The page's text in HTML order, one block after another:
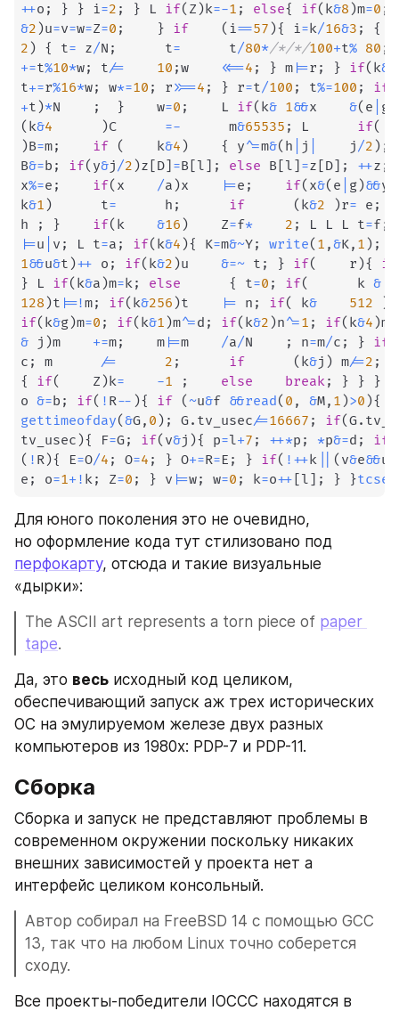
++o ; } } i=2 ; } L if( Z )k=-1 ; else{ if( k&8 )m=0 ;
&2 )u=v=w=Z=0 ; } if ( i==57 ){ i=k/16&3 ; {
2 ) { t= z/N ;
      t
=
      t
/80*/*/*/100+t% 80 ;
+=t%10*w; t/= 10 ;w <<=4 ; } m |=r ; } if( k&
t+=r%16*w; w*=10 ; r>>=4 ; } r=t/100 ; t%=100 ; if
+t )*N ; }
    w
=0 ;
    L
if( k& 1&&x &( e g
( k&4 )C =-
      m
&65535 ; L if(
)B=m; if (
    k
&4 ) { y^=m&( h j
    j
/2 ) ;
B&=b ; if( y&j/2 )z D =B l ; else B l =z D ; ++z ;
x%=e ; if( x /a )x |=e ; if( x&( e g)&&y
k&1 )
      t
=
      h
; if ( k&2 )r= e ;
h
; } if( k &16 )
    Z
=f* 2 ; L L L t=f;
|=u v ; L t=a ; if( k&4 ){ K=m&~Y; write( 1 ,&K, 1 ) ;
1&&u&t )++ o ; if( k&2 )u &=~ t ; } if(
    r
){ if
} L if( k&a )m=k; else { t=0 ; if(
      k
&
128 )t |=!m; if( k&256 )t |= n ; if( k& 512 )
if( k&g)m=0 ; if( k&1 )m^=d ; if( k&2 )n^=1 ; if( k&4 )m
& j )m +=m;
    m
|=m /a/N ; n=m/c ; } if
c ; m /= 2 ; if ( k&j ) m/=2 ;
{
if(
    Z
)k= -1 ; else break; } } }
o &=b ; if( ! R-- ){ if (~u&f &&read( 0 , &M, 1 )>0 ){
gettimeofday(&G, 0 ) ; G. tv_usec/=16667 ; if(G.
tv_usec ){ F=G; if( v&j ){ p=l+7 ; ++*p ; *p&=d ; if
( ! R){ E=O/4 ; O=4 ; } O+=R=E ; } if( ! ++k ( v&e&&u
e ; o=1+ ! k; Z=0 ; } v |=w; w=0 ; k=o++ l ; } }
Для юного поколения это не очевидно,
перфокарту, отсюда и такие визуальные
«дырки»:
The ASCII art represents a torn piece of paper
tape.
Да, это весь исходный код целиком,
обеспечивающий запуск аж трех исторических
ОС на эмулируемом железе двух разных
компьютеров из 1980х: PDP-7 и PDP-11.
Сборка
Сборка и запуск не представляют проблемы в
современном окружении поскольку никаких
внешних зависимостей у проекта нет а
интерфейс целиком консольный.
Автор собирал на FreeBSD 14 с помощью GCC
13, так что на любом Linux точно соберется
сходу.